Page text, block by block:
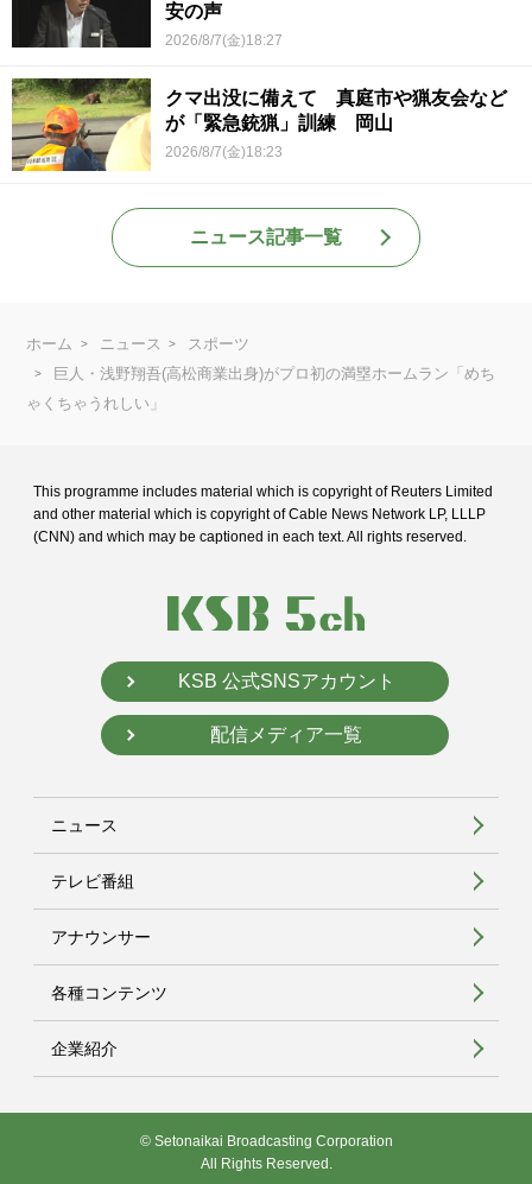
安の声
2026/8/7(金)18:27
クマ出没に備えて 真庭市や猟友会など
が「緊急銃猟」訓練 岡山
2026/8/7(金)18:23
ニュース記事一覧
ホーム ニュース
スポーツ
巨人・浅野翔吾(高松商業出身)がプロ初の満塁ホームラン「めち
ゃくちゃうれしい」
This programme includes material which is copyright of Reuters Limited
and other material which is copyright of Cable News Network LP, LLLP
(CNN) and which may be captioned in each text. All rights reserved.
KSB 公式SNSアカウント
配信メディア一覧
ニュース
テレビ番組
アナウンサー
各種コンテンツ
企業紹介
© Setonaikai Broadcasting Corporation
All Rights Reserved.